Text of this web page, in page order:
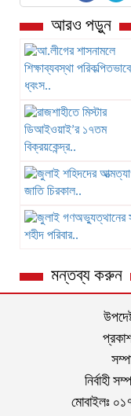
আরও পড়ুন
মন্তব্য করুন
নির্বাহী
মোবাইলঃ